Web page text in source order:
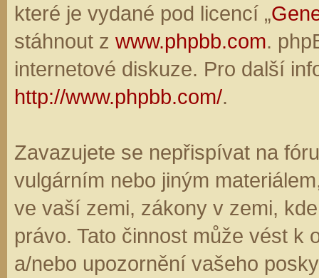
které je vydané pod licencí „
stáhnout z www.phpbb.com.
internetové diskuze. Pro další
http://www.phpbb.com/.
Zavazujete se nepřispívat na
vulgárním nebo jiným
ve vaší zemi, zákony v zemi,
právo. Tato činnost může vést k
a/nebo upozornění vašeho